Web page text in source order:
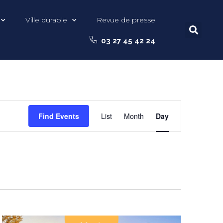
Ville durable Revue de presse
03 27 45 42 24
Find Events
Views
List Month Day